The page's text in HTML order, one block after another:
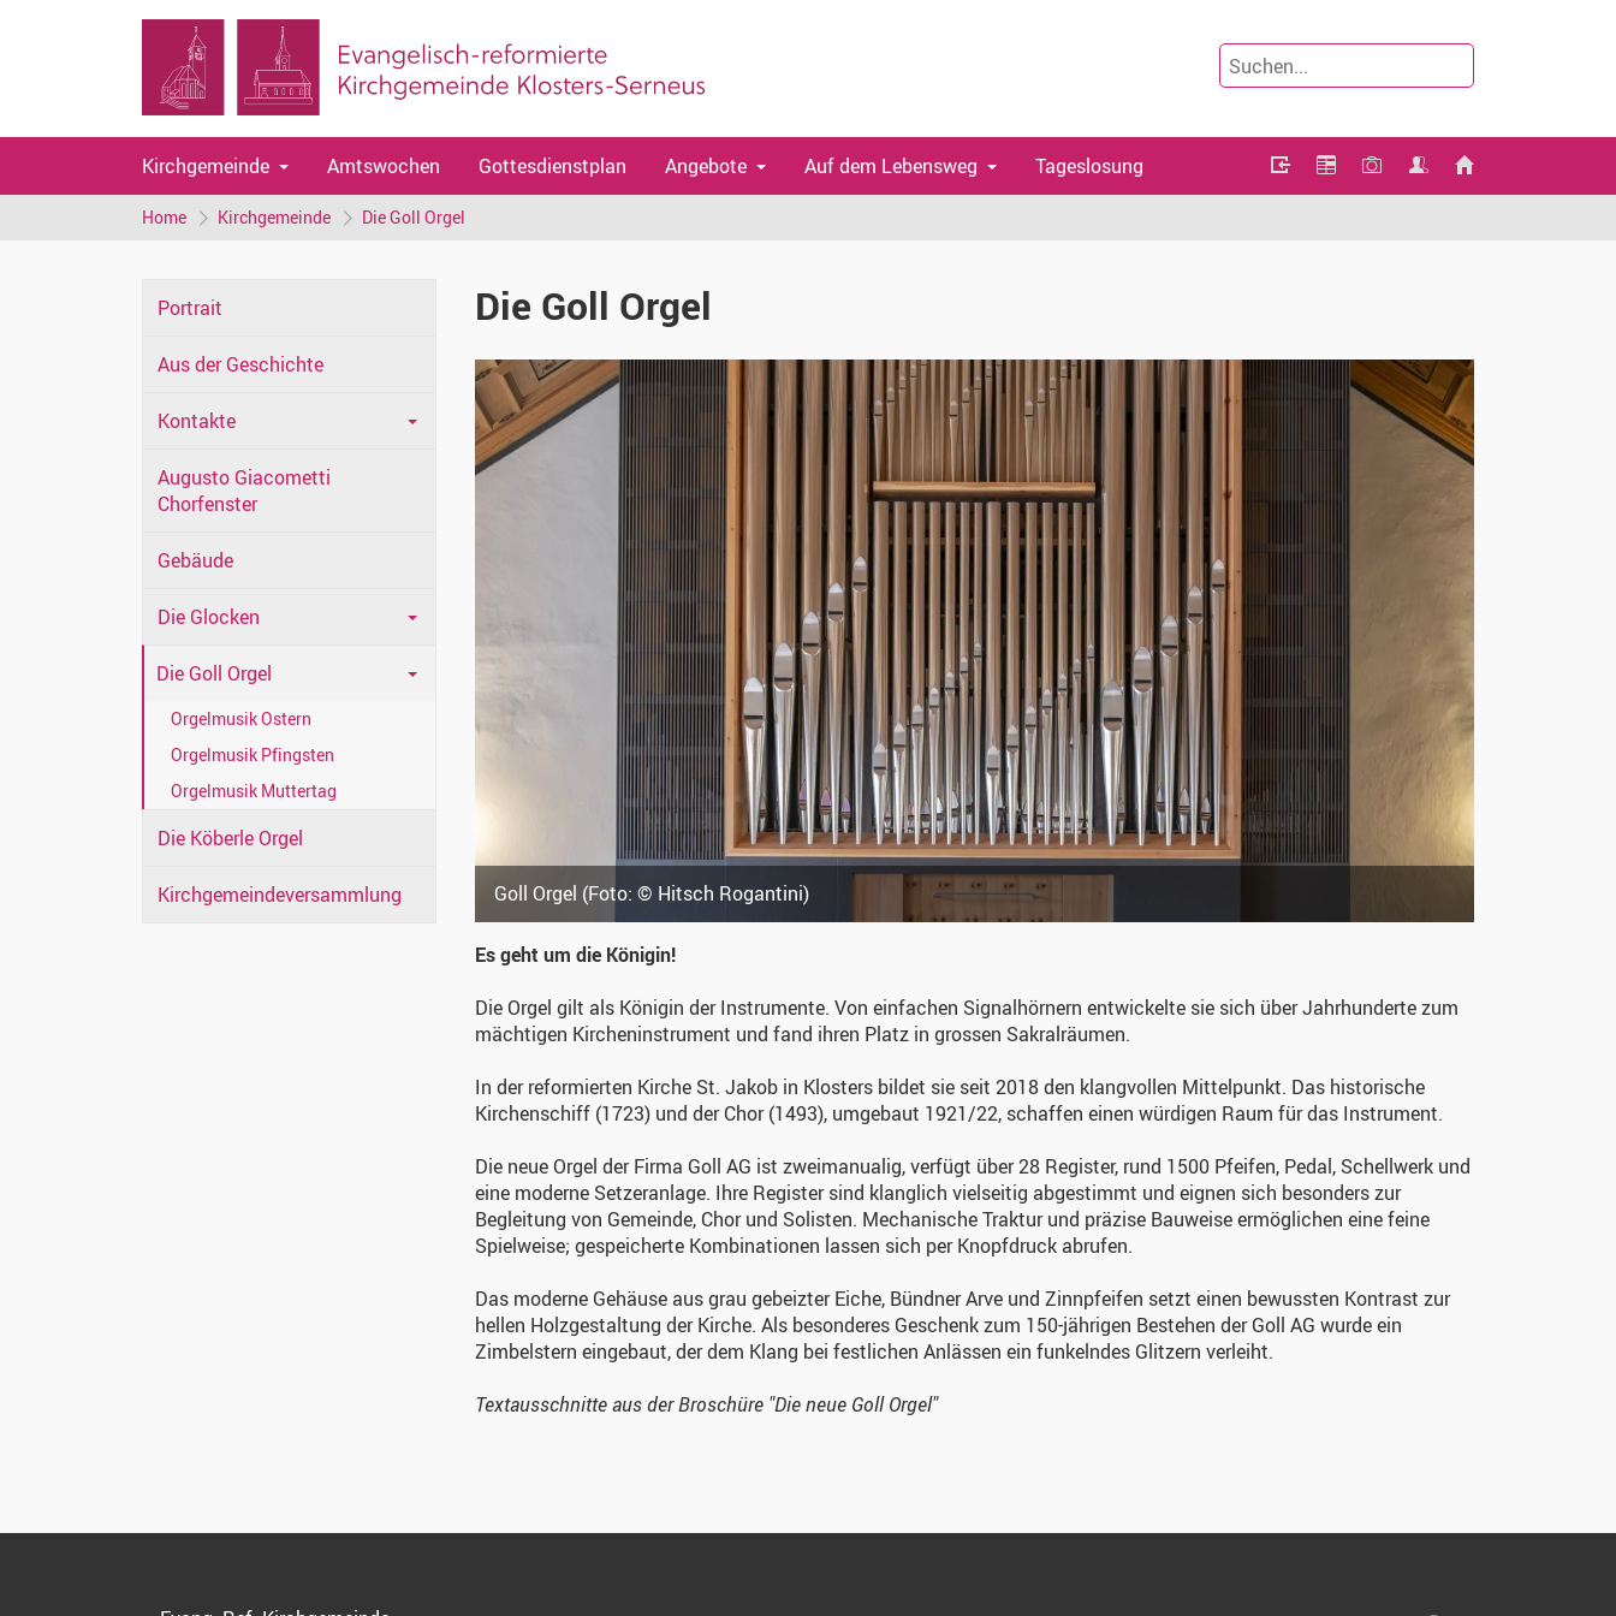
Kirchgemeinde Amtswochen Gottesdienstplan Angebote Auf dem Lebensweg Tageslosung
Home Kirchgemeinde Die Goll Orgel
Portrait
Aus der Geschichte
Kontakte
Augusto Giacometti
Chorfenster
Gebäude
Die Glocken
Die Goll Orgel
Orgelmusik Ostern
Orgelmusik Pfingsten
Orgelmusik Muttertag
Die Köberle Orgel
Kirchgemeindeversammlung
Die Goll Orgel
Goll Orgel (Foto: © Hitsch Rogantini)
Es geht um die Königin!
Die Orgel gilt als Königin der Instrumente. Von einfachen Signalhörnern entwickelte sie sich über Jahrhunderte zum
mächtigen Kircheninstrument und fand ihren Platz in grossen Sakralräumen.
In der reformierten Kirche St. Jakob in Klosters bildet sie seit 2018 den klangvollen Mittelpunkt. Das historische
Kirchenschiff (1723) und der Chor (1493), umgebaut 1921/22, schaffen einen würdigen Raum für das Instrument.
Die neue Orgel der Firma Goll AG ist zweimanualig, verfügt über 28 Register, rund 1500 Pfeifen, Pedal, Schellwerk und
eine moderne Setzeranlage. Ihre Register sind klanglich vielseitig abgestimmt und eignen sich besonders zur
Begleitung von Gemeinde, Chor und Solisten. Mechanische Traktur und präzise Bauweise ermöglichen eine feine
Spielweise; gespeicherte Kombinationen lassen sich per Knopfdruck abrufen.
Das moderne Gehäuse aus grau gebeizter Eiche, Bündner Arve und Zinnpfeifen setzt einen bewussten Kontrast zur
hellen Holzgestaltung der Kirche. Als besonderes Geschenk zum 150-jährigen Bestehen der Goll AG wurde ein
Zimbelstern eingebaut, der dem Klang bei festlichen Anlässen ein funkelndes Glitzern verleiht.
Textausschnitte aus der Broschüre "Die neue Goll Orgel"